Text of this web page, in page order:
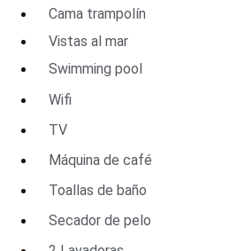
Cama trampolín
Vistas al mar
Swimming pool
Wifi
TV
Máquina de café
Toallas de baño
Secador de pelo